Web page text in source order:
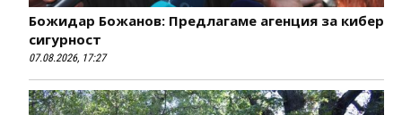
Божидар Божанов: Предлагаме агенция за кибер
сигурност
07.08.2026, 17:27